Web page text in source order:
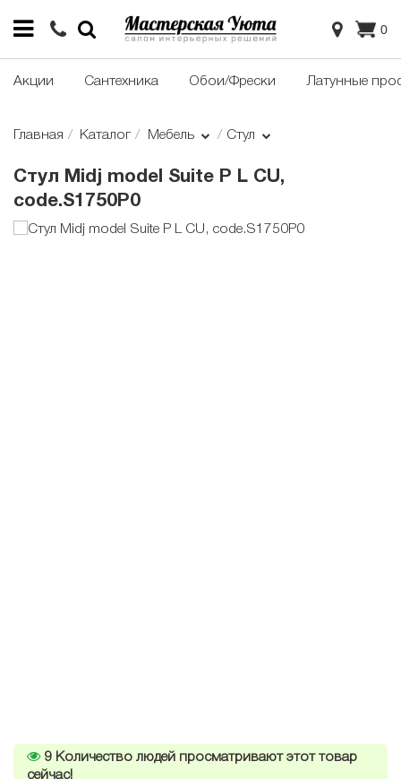
0
Акции Сантехника Обои/Фрески Латунные
Главная Каталог Мебель Стул
Стул Midj model Suite P L CU,
code.S1750P0
9 Количество людей просматривают этот товар
сейчас!